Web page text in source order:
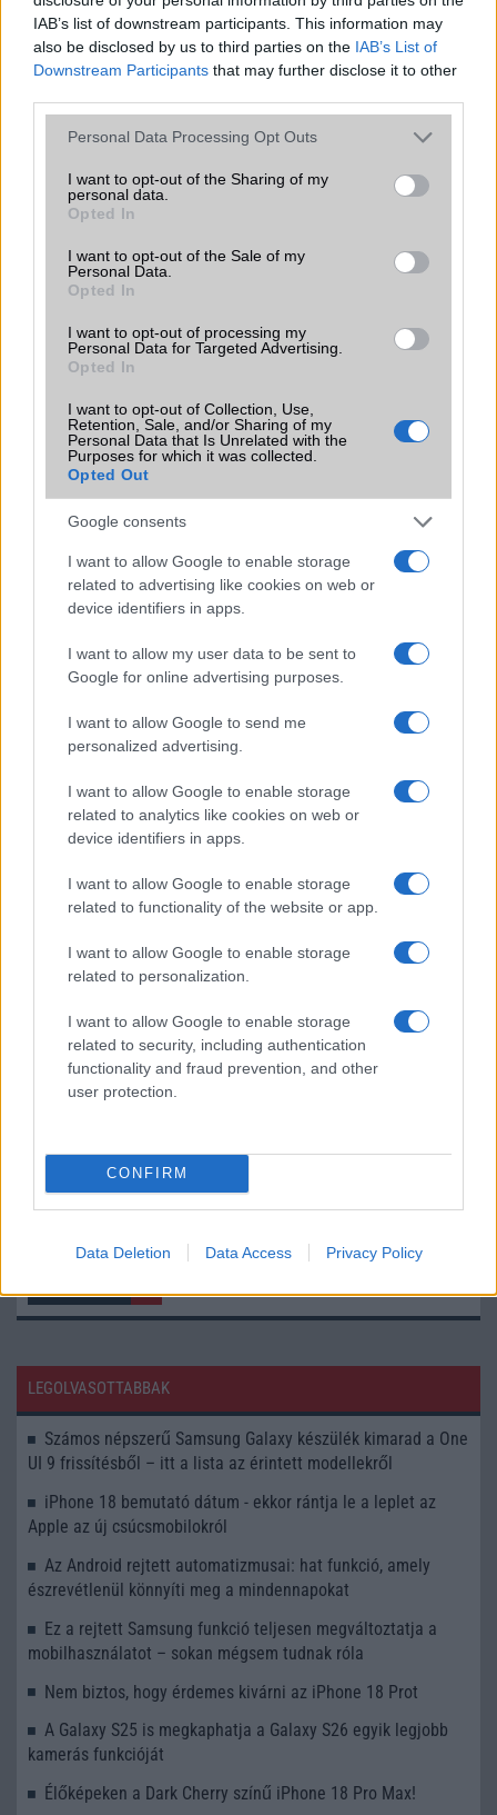
IAB’s list of downstream participants. This information may
also be disclosed by us to third parties on the IAB’s List of
Downstream Participants that may further disclose it to other
Please note that this website/app uses one or more Google
not limited to your visit or usage behaviour. You may click to
grant or deny consent to Google and its third-party tags to
use your data for below specified purposes in below Google
consent section.
Personal Data Processing Opt Outs
I want to opt-out of the Sharing of my
personal data.
Opted In
I want to opt-out of the Sale of my
Personal Data.
Opted In
I want to opt-out of processing my
Personal Data for Targeted Advertising.
Opted In
I want to opt-out of Collection, Use,
Retention, Sale, and/or Sharing of my
Personal Data that Is Unrelated with the
Purposes for which it was collected.
Opted Out
Google consents
I want to allow Google to enable storage
related to advertising like cookies on web or
device identifiers in apps.
I want to allow my user data to be sent to
Google for online advertising purposes.
I want to allow Google to send me
personalized advertising.
I want to allow Google to enable storage
related to analytics like cookies on web or
device identifiers in apps.
I want to allow Google to enable storage
related to functionality of the website or app.
I want to allow Google to enable storage
related to personalization.
I want to allow Google to enable storage
related to security, including authentication
functionality and fraud prevention, and other
user protection.
CONFIRM
Data Deletion Data Access Privacy Policy
Galaxy készülék számára ez lesz az út vége.
iPhone 18 bemutató dátum - ekkor
rántja le a leplet az Apple az új
csúcsmobilokról
2026.06.29| Phone Arena
mellett a régóta pletykált hajlítható iPhone Ultra is
bemutatkozhat, miközben az áremelésekről szóló
találgatások továbbra is beárnyékolják a rajtot.
Az Android rejtett automatizmusai: hat
funkció, amely észrevétlenül könnyíti
2026.06.14| Android Police
Sok felhasználó külön alkalmazásokra esküszik, pedig az
amelyek maguktól dolgoznak a háttérben.
Ez a rejtett Samsung funkció teljesen
sokan mégsem tudnak róla
Az Edge Panel az egyik leghasznosabb funkció, amely
jelentősen felgyorsítja a mindennapi használatot,
miközben a Pixel telefonokból továbbra is hiányzik.
KAPCSOLÓDÓ HÍREK
Az Apple megakadályozza az iOS 18.0.1-re történő
visszatérést
Az iOS 18.4 új funkciói és fejlesztései: A Visual
Végre itt az iPadOS 26 – megvan a hivatalos megjelenési
iPadOS 26: a Background Tasks új dimenziót nyit a
produktivitásban
iPadOS 26 multitasking előzetese az iPhone Foldhoz: mit
Új funkcióval bővült a Fantastical, így elkerülhetők a
naptárütközések
kijelzővel és új funkciókkal érkezhet
LEGOLVASOTTABBAK
Számos népszerű Samsung Galaxy készülék kimarad a One
UI 9 frissítésből – itt a lista az érintett modellekről
iPhone 18 bemutató dátum - ekkor rántja le a leplet az
Apple az új csúcsmobilokról
Az Android rejtett automatizmusai: hat funkció, amely
észrevétlenül könnyíti meg a mindennapokat
Ez a rejtett Samsung funkció teljesen megváltoztatja a
mobilhasználatot – sokan mégsem tudnak róla
Nem biztos, hogy érdemes kivárni az iPhone 18 Prot
A Galaxy S25 is megkaphatja a Galaxy S26 egyik legjobb
kamerás funkcióját
Élőképeken a Dark Cherry színű iPhone 18 Pro Max!